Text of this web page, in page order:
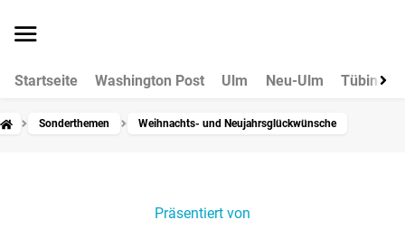
Startseite Washington Post Ulm Neu-Ulm Tübingen
Sonderthemen Weihnachts- und Neujahrsglückwünsche
Präsentiert von